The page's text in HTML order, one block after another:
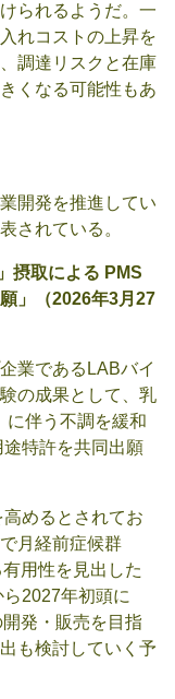
られるようだ。一
れコストの上昇を
調達リスクと在庫
くなる可能性もあ
開発を推進してい
されている。
摂取による PMS
」（2026年3月27
業であるLABバイ
の成果として、乳
に伴う不調を緩和
特許を共同出願
高めるとされてお
月経前症候群
用性を見出した
2027年初頭に
発・販売を目指
も検討していく予